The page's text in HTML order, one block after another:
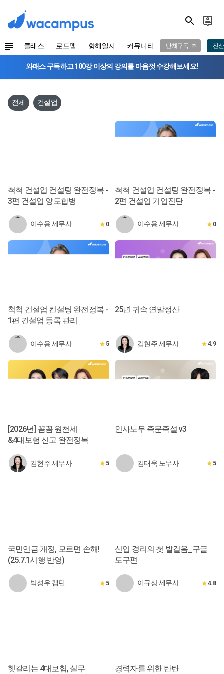
클래스 로드맵 항해일지 커뮤니티 단체구독 전
와패스 구독하고 100강 이상의 강의를 마음껏 수강해보세요!
전체 건설업
척척 건설업 컨설팅 완전정복 -
3편 건설업 양도합병
이수용 세무사 0
척척 건설업 컨설팅 완전정복 -
2편 건설업 기업진단
이수용 세무사 0
척척 건설업 컨설팅 완전정복 -
1편 건설업 등록 관리
이수용 세무사 5
25년 귀속 연말정산
김현주 세무사 4.9
[2026년] 꼼꼼 원천세
&4대보험 신고 완전정복
김현주 세무사 5
인사노무 즉문즉설 v3
김태욱 노무사 5
국민연금 개정, 모르면 손해!
(25.7.1시행 반영)
박성우 캡틴 5
신입 경리의 첫 발걸음_구글
도구편
이규상 세무사 4.8
헷갈리는 4대보험, 실무
경력자를 위한 탄탄